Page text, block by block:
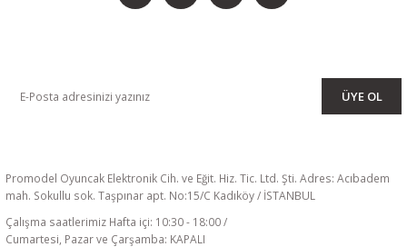
ÜYE OL
Promodel Oyuncak Elektronik Cih. ve Eğit. Hiz. Tic. Ltd. Şti. Adres: Acıbadem
mah. Sokullu sok. Taşpınar apt. No:15/C Kadıköy / İSTANBUL
Çalışma saatlerimiz Hafta içi: 10:30 - 18:00 /
Cumartesi, Pazar ve Çarşamba: KAPALI